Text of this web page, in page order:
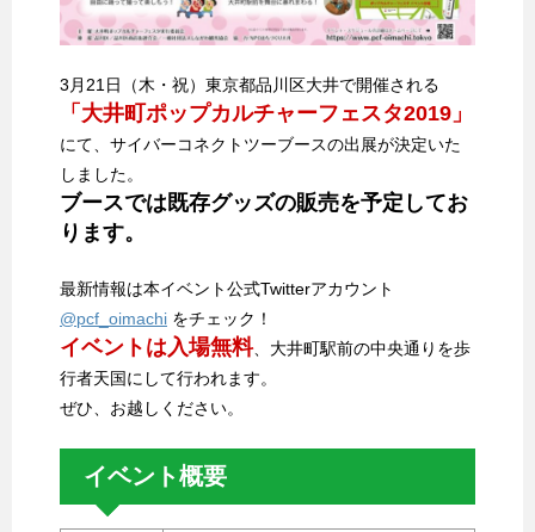
3月21日（木・祝）東京都品川区大井で開催される
「大井町ポップカルチャーフェスタ2019」
にて、サイバーコネクトツーブースの出展が決定いた
しました。
ブースでは既存グッズの販売を予定してお
ります。
最新情報は本イベント公式Twitterアカウント
@pcf_oimachi をチェック！
イベントは入場無料、大井町駅前の中央通りを歩
行者天国にして行われます。
ぜひ、お越しください。
イベント概要